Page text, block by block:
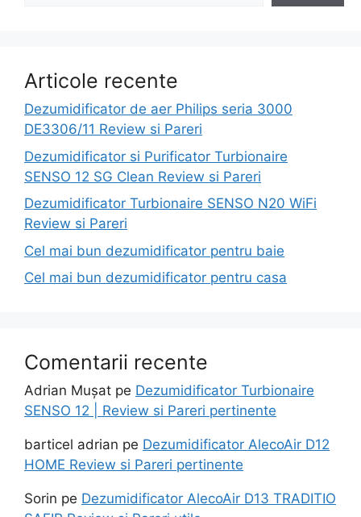
Articole recente
Dezumidificator de aer Philips seria 3000
DE3306/11 Review si Pareri
Dezumidificator si Purificator Turbionaire
SENSO 12 SG Clean Review si Pareri
Dezumidificator Turbionaire SENSO N20 WiFi
Review si Pareri
Cel mai bun dezumidificator pentru baie
Cel mai bun dezumidificator pentru casa
Comentarii recente
Adrian Mușat pe Dezumidificator Turbionaire
SENSO 12 | Review si Pareri pertinente
barticel adrian pe Dezumidificator AlecoAir D12
HOME Review si Pareri pertinente
Sorin pe Dezumidificator AlecoAir D13 TRADITIO